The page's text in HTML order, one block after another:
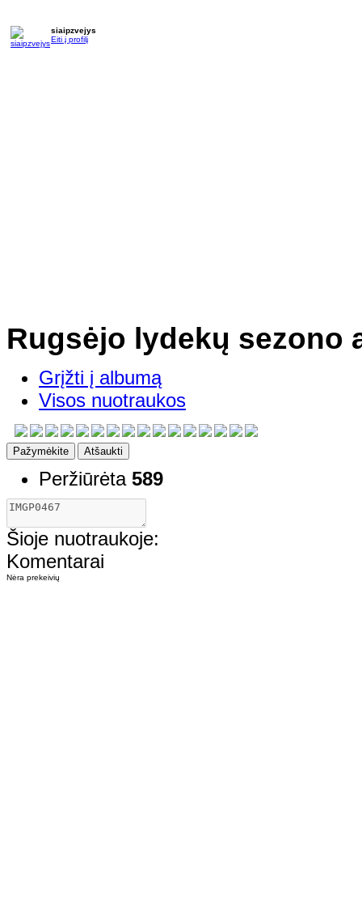
siaipzvejys
Eiti į profilį
Rugsėjo lydekų sezono
Grįžti į albumą
Visos nuotraukos
Pažymėkite Atšaukti
Peržiūrėta 589
Šioje nuotraukoje:
Komentarai
Nėra prekeivių